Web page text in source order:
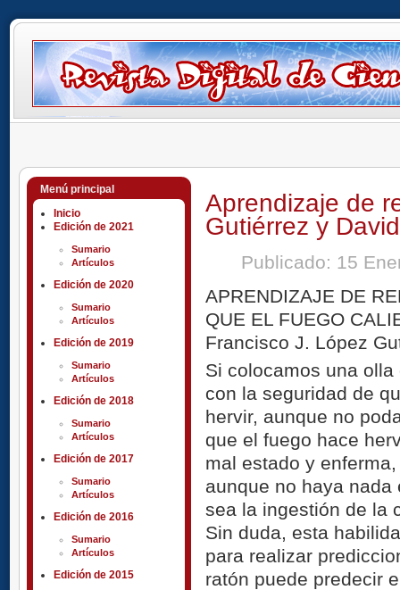
Menú principal
Inicio
Edición de 2021
Sumario
Artículos
Edición de 2020
Sumario
Artículos
Edición de 2019
Sumario
Artículos
Edición de 2018
Sumario
Artículos
Edición de 2017
Sumario
Artículos
Edición de 2016
Sumario
Artículos
Edición de 2015
Aprendizaje de
Gutiérrez y
Publicado: 15
APRENDIZAJE DE
QUE EL FUEGO
Francisco J. López
Si colocamos una
con la seguridad de
hervir, aunque no
que el fuego hace
mal estado y
aunque no haya
sea la ingestión de la
Sin duda, esta
para realizar
ratón puede predecir